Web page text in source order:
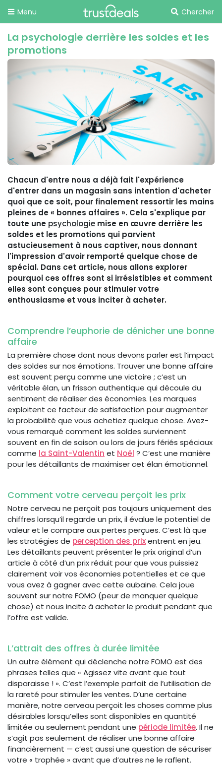
Menu Chercher
La psychologie derrière les soldes et les
promotions
Chacun d'entre nous a déjà fait l'expérience
d'entrer dans un magasin sans intention d'acheter
quoi que ce soit, pour finalement ressortir les mains
pleines de « bonnes affaires ». Cela s'explique par
toute une psychologie mise en œuvre derrière les
soldes et les promotions qui parvient
astucieusement à nous captiver, nous donnant
l'impression d'avoir remporté quelque chose de
spécial. Dans cet article, nous allons explorer
pourquoi ces offres sont si irrésistibles et comment
elles sont conçues pour stimuler votre
enthousiasme et vous inciter à acheter.
Comprendre l’euphorie de dénicher une bonne
affaire
La première chose dont nous devons parler est l’impact
des soldes sur nos émotions. Trouver une bonne affaire
est souvent perçu comme une victoire ; c’est un
véritable élan, un frisson authentique qui découle du
sentiment de réaliser des économies. Les marques
exploitent ce facteur de satisfaction pour augmenter
la probabilité que vous achetiez quelque chose. Avez-
vous remarqué comment les soldes surviennent
souvent en fin de saison ou lors de jours fériés spéciaux
comme la Saint-Valentin et Noël ? C’est une manière
pour les détaillants de maximiser cet élan émotionnel.
Comment votre cerveau perçoit les prix
Notre cerveau ne perçoit pas toujours uniquement des
chiffres lorsqu’il regarde un prix, il évalue le potentiel de
valeur et le compare aux pertes perçues. C’est là que
les stratégies de perception des prixentrent en jeu.
Les détaillants peuvent présenter le prix original d’un
article à côté d’un prix réduit pour que vous puissiez
clairement voir vos économies potentielles et ce que
vous avez à gagner avec cette aubaine. Cela joue
souvent sur notre FOMO (peur de manquer quelque
chose) et nous incite à acheter le produit pendant que
l’offre est valide.
L’attrait des offres à durée limitée
Un autre élément qui déclenche notre FOMO est des
phrases telles que « Agissez vite avant que tout
disparaisse ! ». C’est l’exemple parfait de l’utilisation de
la rareté pour stimuler les ventes. D’une certaine
manière, notre cerveau perçoit les choses comme plus
désirables lorsqu’elles sont disponibles en quantité
limitée ou seulement pendant une période limitée. Il ne
s’agit pas seulement de réaliser une bonne affaire
financièrement — c’est aussi une question de sécuriser
votre « trophée » avant que d’autres ne le raflent.